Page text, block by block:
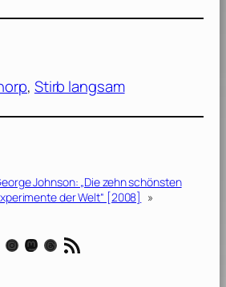
, Stirb langsam
Johnson: „Die zehn schönsten
der Welt“ [2008]
»
Instagram Mastodon Threads RSS-Feed